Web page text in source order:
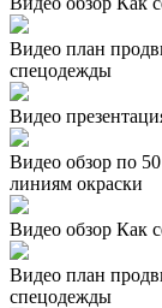
Видео план
спецодежды
Видео
Видео обзор по
линиям окраски
Видео обзор Как
Видео план
спецодежды